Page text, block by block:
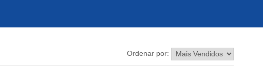
Ordenar por: